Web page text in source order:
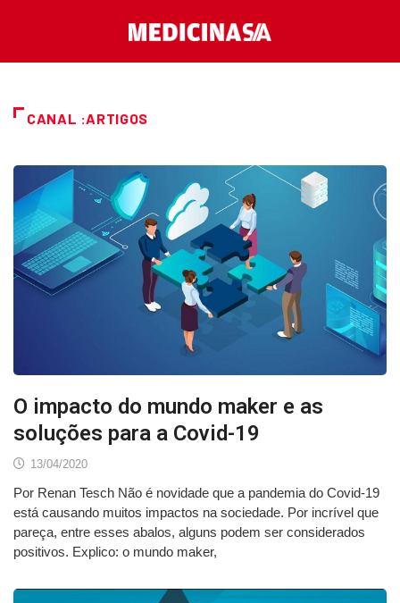
CANAL :ARTIGOS
O impacto do mundo maker e as
soluções para a Covid-19
13/04/2020
Por Renan Tesch Não é novidade que a pandemia do Covid-19
está causando muitos impactos na sociedade. Por incrível que
pareça, entre esses abalos, alguns podem ser considerados
positivos. Explico: o mundo maker,